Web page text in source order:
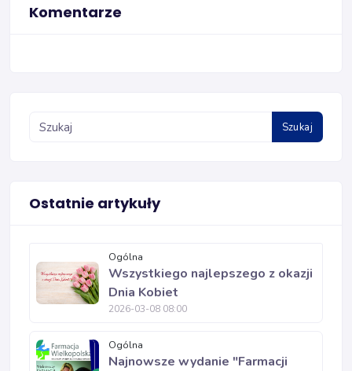
Komentarze
Szukaj
Ostatnie artykuły
Ogólna
Wszystkiego najlepszego z okazji
Dnia Kobiet
2026-03-08 08:00
Ogólna
Najnowsze wydanie "Farmacji